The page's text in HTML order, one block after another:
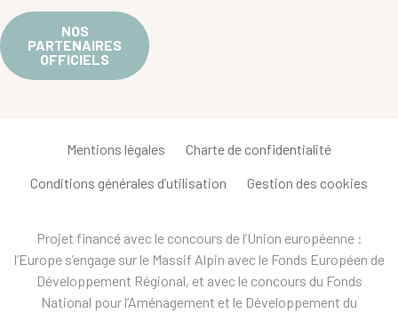
NOS
PARTENAIRES
OFFICIELS
Mentions légales Charte de confidentialité
Conditions générales d’utilisation Gestion des cookies
Projet financé avec le concours de l’Union européenne :
l’Europe s’engage sur le Massif Alpin avec le Fonds Européen de
Développement Régional, et avec le concours du Fonds
National pour l’Aménagement et le Développement du